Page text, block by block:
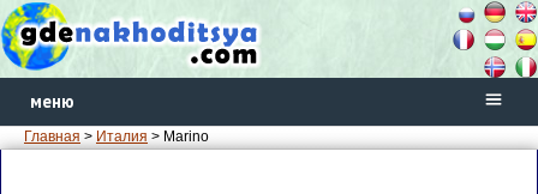
меню
Главная > Италия > Marino